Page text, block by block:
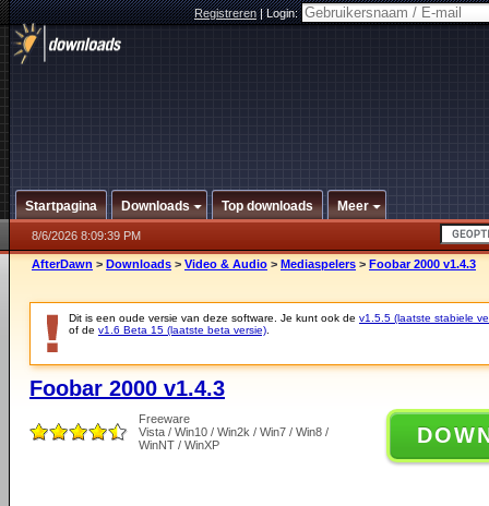
Registreren|Login:
Startpagina Downloads Top downloads Meer
8/6/2026 8:09:39 PM
AfterDawn > Downloads > Video & Audio > Mediaspelers > Foobar 2000 v1.4.3
Dit is een oude versie van deze software. Je kunt ook de v1.5.5 (laatste stabiele
of de v1.6 Beta 15 (laatste beta versie)
Foobar 2000 v1.4.3
Freeware
Vista / Win10 / Win2k / Win7 / Win8 /
WinNT / WinXP